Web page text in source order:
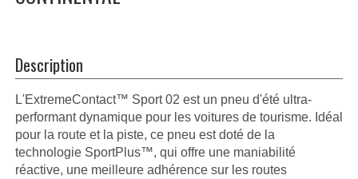
Description
L'ExtremeContact™ Sport 02 est un pneu d'été ultra-
performant dynamique pour les voitures de tourisme. Idéal
pour la route et la piste, ce pneu est doté de la
technologie SportPlus™, qui offre une maniabilité
réactive, une meilleure adhérence sur les routes